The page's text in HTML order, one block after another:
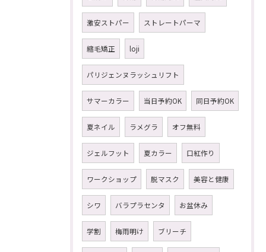
激安ストパー ストレートパーマ
縮毛矯正 loji
パリジェンヌラッシュリフト
サマーカラー 当日予約OK 同日予約OK
夏ネイル ラメグラ オフ無料
ジェルフット 夏カラー 口紅作り
ワークショップ 脱マスク 美容と健康
シワ バラプラセンタ お盆休み
学割 梅雨明け ブリーチ